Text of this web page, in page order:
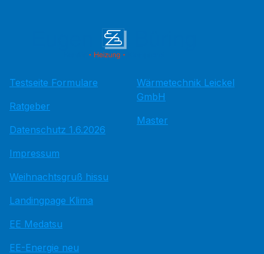
Testseite Formulare
Ratgeber
Datenschutz 1.6.2026
Impressum
Weihnachtsgruß hissu
Landingpage Klima
EE Medatsu
EE-Energie neu
Wärmetechnik Leickel
GmbH
Master